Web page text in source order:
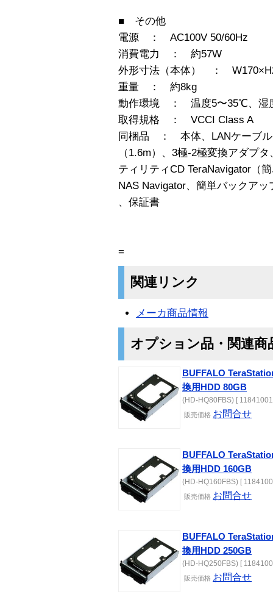
■ その他
電源 ： AC100V 50/60Hz
消費電力 ： 約57W
外形寸法（本体） ：
重量 ： 約8kg
動作環境 ： 温度5〜35℃、湿
取得規格 ： VCCI Class A
同梱品 ： 本体、LANケーブル
（1.6m）、3極-2極変換アダプ
ティリティCD TeraNavigator（
NAS Navigator、簡単バックア
、保証書
=
関連リンク
メーカ商品情報
オプション品・関連商
BUFFALO
換用HDD 80GB
(HD-HQ80FBS) [
販売価格 お問合せ
BUFFALO
換用HDD 160GB
(HD-HQ160FBS) [
販売価格 お問合せ
BUFFALO
換用HDD 250GB
(HD-HQ250FBS) [
販売価格 お問合せ